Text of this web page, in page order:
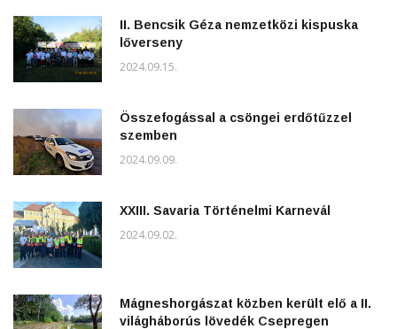
II. Bencsik Géza nemzetközi kispuska
lőverseny
2024.09.15.
Összefogással a csöngei erdőtűzzel
szemben
2024.09.09.
XXIII. Savaria Történelmi Karnevál
2024.09.02.
Mágneshorgászat közben került elő a II.
világháborús lövedék Csepregen